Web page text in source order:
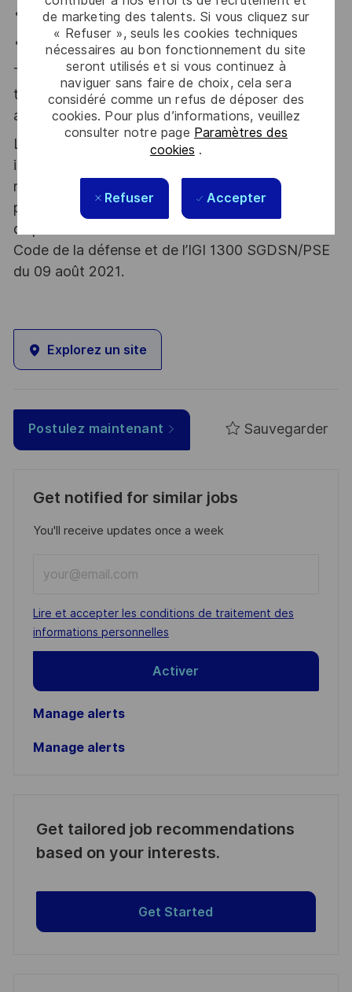
de marketing des talents. Si vous cliquez sur
« Refuser », seuls les cookies techniques
nécessaires au bon fonctionnement du site
seront utilisés et si vous continuez à
naviguer sans faire de choix, cela sera
considéré comme un refus de déposer des
cookies. Pour plus d’informations, veuillez
consulter notre page Paramètres des
cookies .
Refuser Accepter
de rigueur et de pragmatisme ;
d’un engagement significatif pour la satisfaction client.
Thales, entreprise Handi-Engagée, reconnait
tous les talents. La diversité est notre meilleur
atout. Postulez et rejoignez nous !
Le poste pouvant nécessiter d'accéder à des
informations relevant du secret de la défense
nationale, la personne retenue fera l'objet d'une
procédure d’habilitation, conformément aux
dispositions des articles R.2311-1 et suivants du
Code de la défense et de l’IGI 1300 SGDSN/PSE
du 09 août 2021.
Explorez un site
Postulez maintenant Sauvegarder
Get notified for similar jobs
You'll receive updates once a week
Email
address
(Required)
Required
Lire et accepter les conditions de traitement des
informations personnelles
Activer
Manage alerts
Manage alerts
Get tailored job recommendations
based on your interests.
Get Started